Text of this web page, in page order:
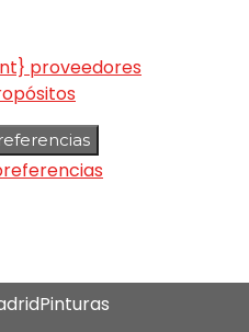
proveedores